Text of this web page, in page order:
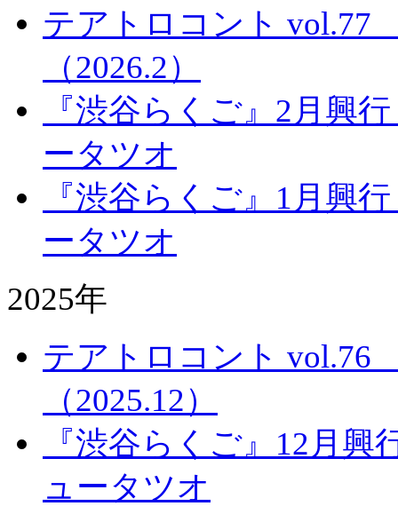
テアトロコント
（2026.2）
『渋谷らくご』2月興
ータツオ
『渋谷らくご』1月興
ータツオ
2025年
テアトロコント
（2025.12）
『渋谷らくご』12月
ュータツオ